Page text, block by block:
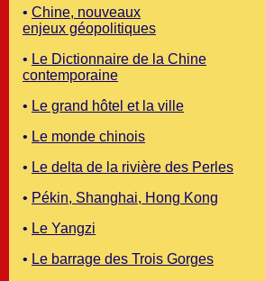
• Chine, nouveaux
enjeux géopolitiques
• Le Dictionnaire de la Chine
contemporaine
• Le grand hôtel et la ville
• Le monde chinois
• Le delta de la rivière des Perles
• Pékin, Shanghai, Hong Kong
• Le Yangzi
• Le barrage des Trois Gorges